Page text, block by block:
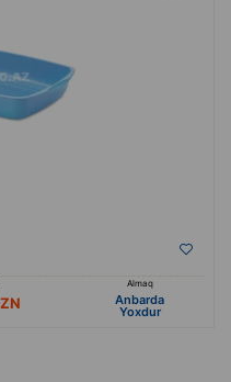
Almaq
Anbarda
Yoxdur